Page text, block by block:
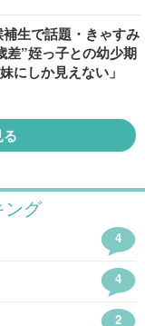
補生で話題・きゃすみ
差”姪っ子との幼少期
にしか見えない」